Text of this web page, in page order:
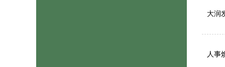
大润
人事